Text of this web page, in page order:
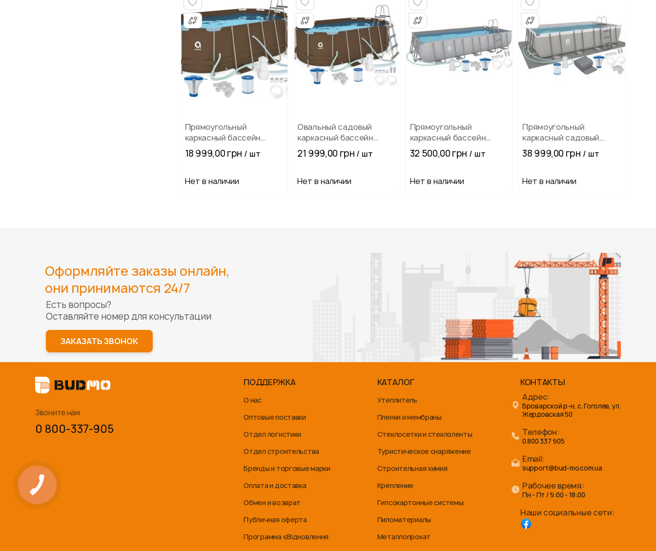
Прямоугольный
каркасный бассейн
Avenli 427 x 275 x 100 см
(16в1)
18 999,00 грн / шт
Нет в наличии
Овальный садовый
каркасный бассейн
Avenli (427×275×100 см),
комплектация 16в1,
21 999,00 грн / шт
Нет в наличии
Прямоугольный
каркасный бассейн
Avenli 540 x 250 x 100 см
(16в1)
32 500,00 грн / шт
Нет в наличии
Прямоугольный
каркасный садовый
бассейн Avenli
(549×305×122 см) для
комплектация 18в1,
38 999,00 грн / шт
Нет в наличии
Оформляйте заказы онлайн,
они принимаются 24/7
Есть вопросы?
Оставляйте номер для консультации
ЗАКАЗАТЬ ЗВОНОК
Звоните нам
0 800-337-905
ПОДДЕРЖКА
О нас
Оптовые поставки
Отдел логистики
Отдел строительства
Бренды и торговые марки
Оплата и доставка
Обмен и возврат
Публичная оферта
Программа єВідновлення
КАТАЛОГ
Утеплитель
Пленки и мембраны
Стеклосетки и стеклоленты
Туристическое снаряжение
Строительная химия
Крепление
Гипсокартонные системы
Пиломатериалы
Металлопрокат
КОНТАКТЫ
Адрес:
Броварской р-н, с. Гоголев, ул.
Жердовская 50
Телефон:
0 800 337 905
Email:
support@bud-mo.com.ua
Рабочее время:
Пн - Пт / 9:00 - 18:00
Наши социальные сети: